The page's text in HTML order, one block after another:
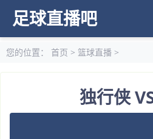
足球直播吧
您的位置： 首页 > 篮球直播 >
独行侠